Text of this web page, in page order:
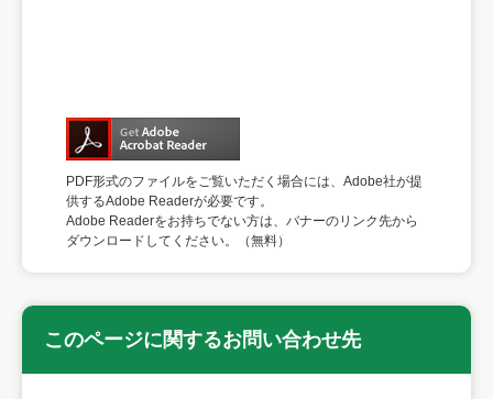
PDF形式のファイルをご覧いただく場合には、Adobe社が提
供するAdobe Readerが必要です。
Adobe Readerをお持ちでない方は、バナーのリンク先から
ダウンロードしてください。（無料）
このページに関するお問い合わせ先